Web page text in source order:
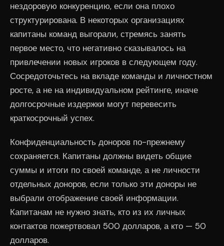
нездоровую конкуренцию, если она плохо
структурирована. В некоторых организациях
капитаны команд выгорали, стремясь занять
первое место, что негативно сказывалось на
привлечении новых игроков в следующем году.
Сосредоточьтесь на вкладе команды и личностном
росте, а не на индивидуальном рейтинге, иначе
долгосрочные издержки могут перевесить
краткосрочный успех.
Конфиденциальность доноров по-прежнему
сохраняется. Капитаны должны видеть общие
суммы и итоги по своей команде, а не личности
отдельных доноров, если только эти доноры не
выбрали отображение своей информации.
Капитанам не нужно знать, кто из их личных
контактов пожертвовал 500 долларов, а кто — 50
долларов.